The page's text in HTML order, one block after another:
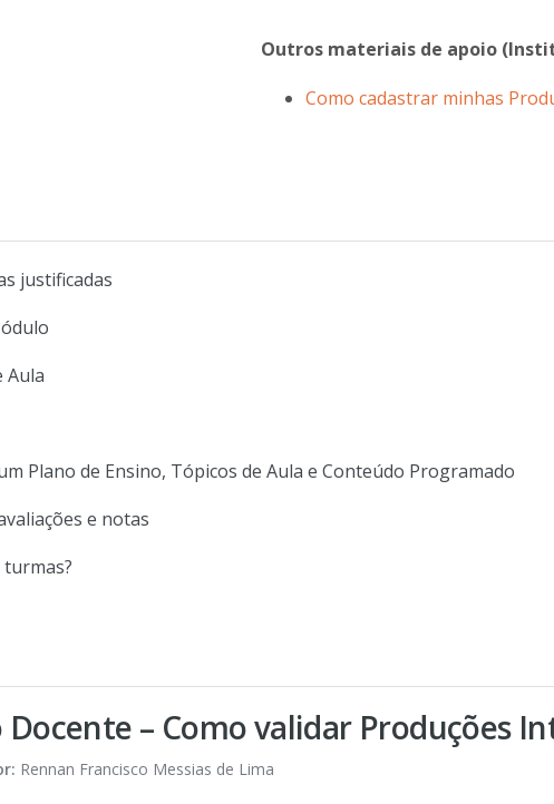
Outros materiais de apoio
Como cadastrar minhas
justificadas
Aula
Plano de Ensino, Tópicos de Aula e Conteúdo Programado
e notas
– Como validar Produções
Rennan Francisco Messias de Lima